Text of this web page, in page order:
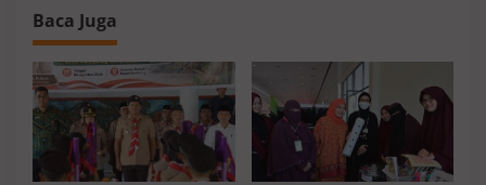
Baca Juga